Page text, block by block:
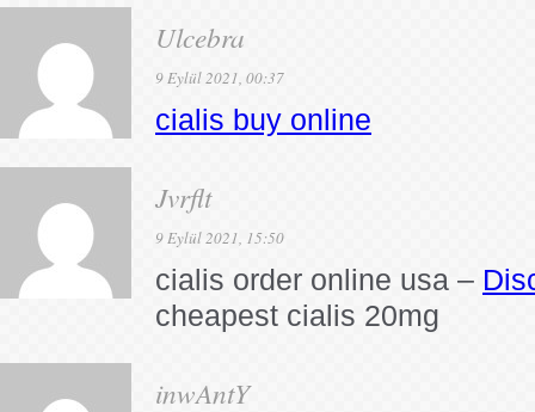
Ulcebra
9 Eylül 2021, 00:37
cialis buy online
Jvrflt
9 Eylül 2021, 15:50
cialis order online usa –
cheapest cialis 20mg
inwAntY